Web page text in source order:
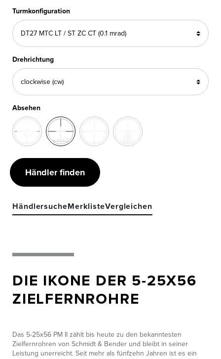
Turmkonfiguration
Drehrichtung
Absehen
Händler finden
HändlersucheMerklisteVergleichen
DIE IKONE DER 5-25X56
ZIELFERNROHRE
Das 5-25x56 PM II zählt bis heute zu den bekanntesten
Zielfernrohren von Schmidt & Bender und bleibt in seiner
Leistung unerreicht. Seit mehr als fünfzehn Jahren ist es ein